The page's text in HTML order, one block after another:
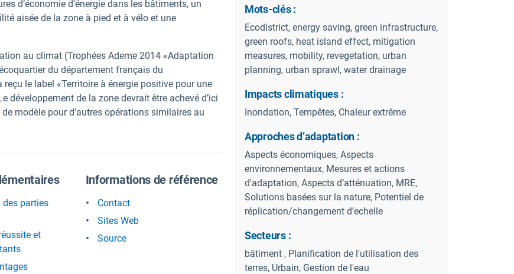
d’économie d’énergie dans les bâtiments, un
aisée de la zone à pied et à vélo et une
au climat (Trophées Ademe 2014 «Adaptation
du département français du
le label «Territoire à énergie positive pour une
développement de la zone devrait être achevé d’ici
modèle pour d’autres opérations similaires au
parties
et
Informations de référence
Contact
Sites Web
Source
Mots-clés :
Ecodistrict, energy saving, green infrastructure,
green roofs, heat island effect, mitigation
measures, mobility, revegetation, urban
planning, urban sprawl, water drainage
Impacts climatiques :
Inondation, Tempêtes, Chaleur extrême
Approches d’adaptation :
Aspects économiques, Aspects
environnementaux, Mesures et actions
d'adaptation, Aspects d’atténuation, MRE,
Solutions basées sur la nature, Potentiel de
réplication/changement d’echelle
Secteurs :
bâtiment , Planification de l'utilisation des
terres, Urbain, Gestion de l'eau